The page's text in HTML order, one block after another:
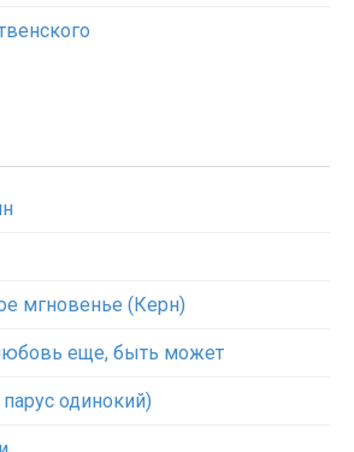
мгновенье (Керн)
еще, быть может
одинокий)